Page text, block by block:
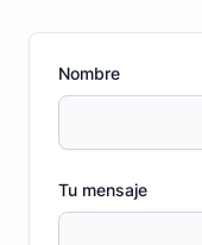
Nombre
Tu mensaje